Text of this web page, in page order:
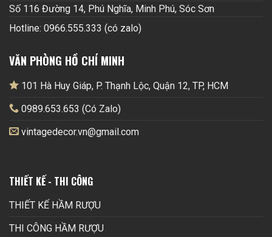
Số 116 Đường 14, Phú Nghĩa, Minh Phú, Sóc Sơn
Hotline: 0966.555.333 (có zalo)
VĂN PHÒNG HỒ CHÍ MINH
101 Hà Huy Giáp, P. Thạnh Lộc, Quận 12, TP, HCM
0989.653.653 (Có Zalo)
vintagedecor.vn@gmail.com
THIẾT KẾ - THI CÔNG
THIẾT KẾ HẦM RƯỢU
THI CÔNG HẦM RƯỢU